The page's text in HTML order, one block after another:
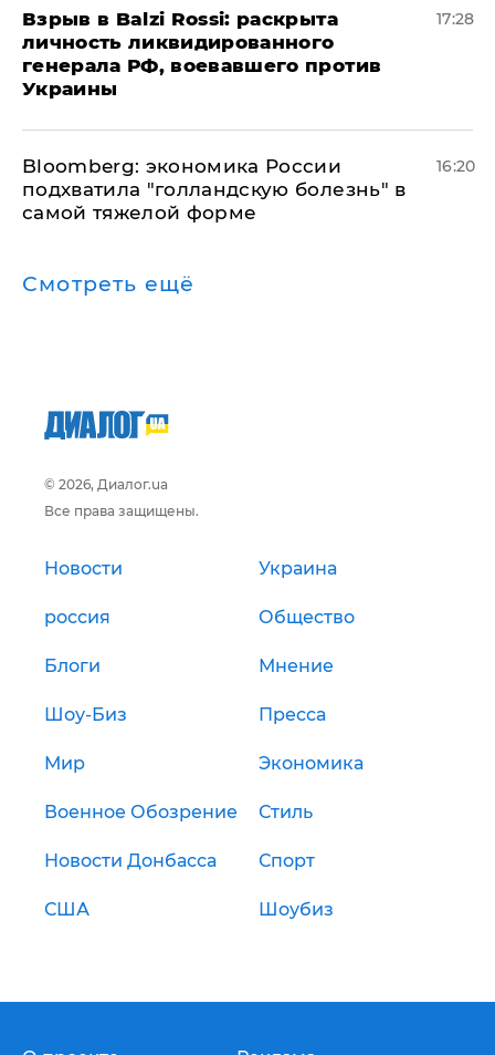
​Взрыв в Balzi Rossi: раскрыта
личность ликвидированного
генерала РФ, воевавшего против
Украины
17:28
Bloomberg: экономика России
подхватила "голландскую болезнь" в
самой тяжелой форме
16:20
Смотреть ещё
© 2026, Диалог.ua
Все права защищены.
Новости Украина
россия Общество
Блоги Мнение
Шоу-Биз Пресса
Мир Экономика
Военное Обозрение Стиль
Новости Донбасса Спорт
США Шоубиз